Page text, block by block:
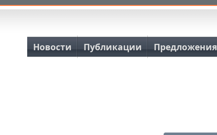
Основная навигация
Новости Публикации Предложения